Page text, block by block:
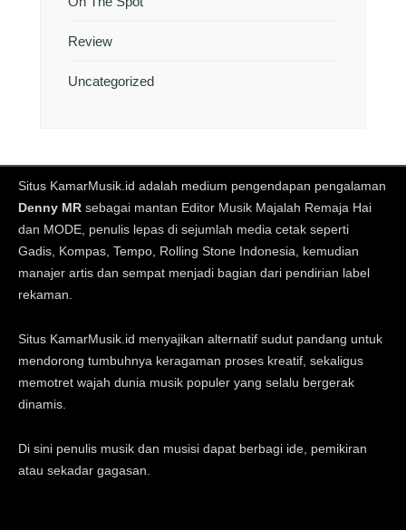
Review
Uncategorized
Situs KamarMusik.id adalah medium pengendapan pengalaman
Denny MR sebagai mantan Editor Musik Majalah Remaja Hai
dan MODE, penulis lepas di sejumlah media cetak seperti
Gadis, Kompas, Tempo, Rolling Stone Indonesia, kemudian
manajer artis dan sempat menjadi bagian dari pendirian label
rekaman.
Situs KamarMusik.id menyajikan alternatif sudut pandang untuk
mendorong tumbuhnya keragaman proses kreatif, sekaligus
memotret wajah dunia musik populer yang selalu bergerak
dinamis.
Di sini penulis musik dan musisi dapat berbagi ide, pemikiran
atau sekadar gagasan.